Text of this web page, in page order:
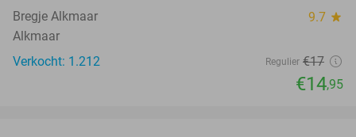
Bregje Alkmaar 9.7 star
Alkmaar
Verkocht: 1.212
Regulier €17
€14,95